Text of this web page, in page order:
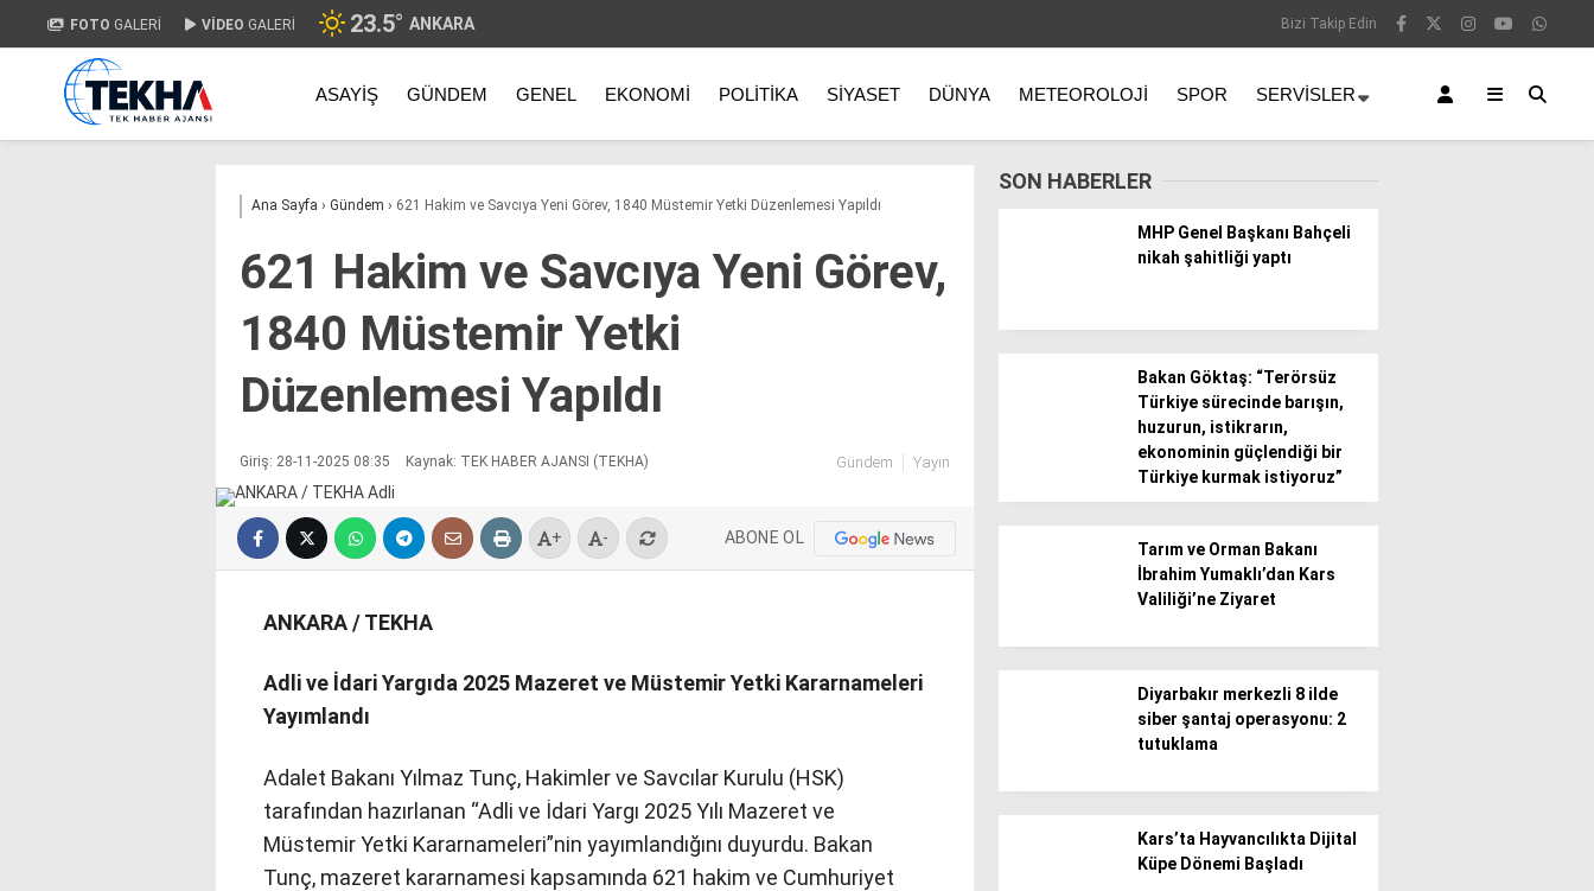
Politika / Siyaset
Magazin
FOTO GALERİ VİDEO GALERİ 23.5° ANKARA Bizi Takip Edin
ASAYIŞ GÜNDEM GENEL EKONOMI POLITIKA SIYASET DÜNYA METEOROLOJI SPOR SERVISLER
Ana Sayfa › Gündem › 621 Hakim ve Savcıya Yeni Görev, 1840 Müstemir Yetki Düzenlemesi Yapıldı
621 Hakim ve Savcıya Yeni Görev,
1840 Müstemir Yetki
Düzenlemesi Yapıldı
Giriş: 28-11-2025 08:35 Kaynak: TEK HABER AJANSI (TEKHA) Gündem Yayın
+ - ABONE OL
ANKARA / TEKHA
Adli ve İdari Yargıda 2025 Mazeret ve Müstemir Yetki Kararnameleri
Yayımlandı
Adalet Bakanı Yılmaz Tunç, Hakimler ve Savcılar Kurulu (HSK)
tarafından hazırlanan “Adli ve İdari Yargı 2025 Yılı Mazeret ve
Müstemir Yetki Kararnameleri”nin yayımlandığını duyurdu. Bakan
Tunç, mazeret kararnamesi kapsamında 621 hakim ve Cumhuriyet
SON HABERLER
MHP Genel Başkanı Bahçeli
nikah şahitliği yaptı
Bakan Göktaş: “Terörsüz
Türkiye sürecinde barışın,
huzurun, istikrarın,
ekonominin güçlendiği bir
Türkiye kurmak istiyoruz”
Tarım ve Orman Bakanı
İbrahim Yumaklı’dan Kars
Valiliği’ne Ziyaret
Diyarbakır merkezli 8 ilde
siber şantaj operasyonu: 2
tutuklama
Kars’ta Hayvancılıkta Dijital
Küpe Dönemi Başladı